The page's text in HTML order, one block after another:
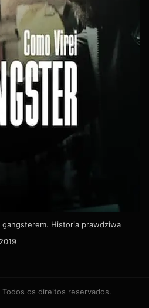
gangsterem. Historia prawdziwa
Todos os direitos reservados.